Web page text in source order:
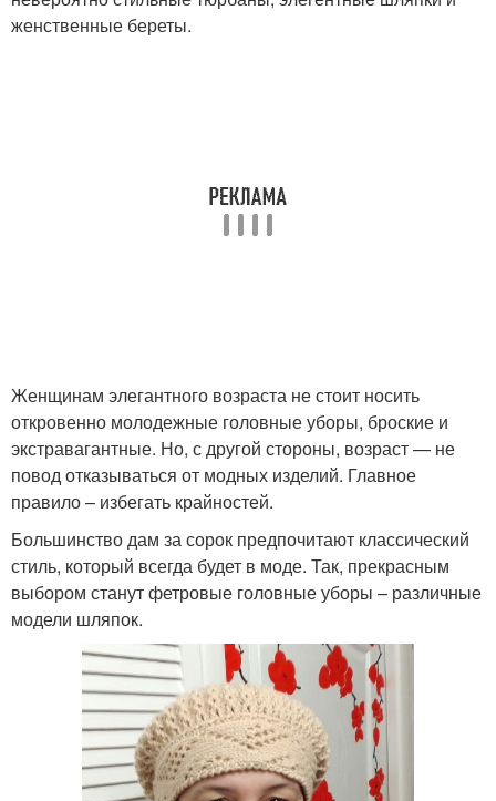
женственные береты.
Женщинам элегантного возраста не стоит носить
откровенно молодежные головные уборы, броские и
экстравагантные. Но, с другой стороны, возраст — не
повод отказываться от модных изделий. Главное
правило – избегать крайностей.
Большинство дам за сорок предпочитают классический
стиль, который всегда будет в моде. Так, прекрасным
выбором станут фетровые головные уборы – различные
модели шляпок.